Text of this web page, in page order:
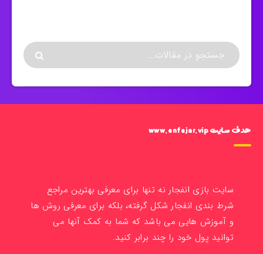
هدف سایت www.enfejar.vip
سایت بازی انفجار نه تنها برای معرفی بهترین مراجع
شرط بندی انفجار شکل گرفته، بلکه برای معرفی روش ها
و آموزش هایی می باشد که شما به کمک آنها می
توانید پول خود را چند برابر کنید.